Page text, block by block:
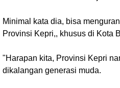
Minimal kata dia, bisa
Provinsi Kepri,, khusus di Kota
"Harapan kita, Provinsi Kepri
dikalangan generasi muda.